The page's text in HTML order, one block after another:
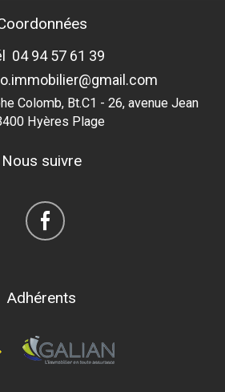
04 94 57 61 39
Colomb, Bt.C1 - 26, avenue Jean
Hyères Plage
Nous suivre
Adhérents